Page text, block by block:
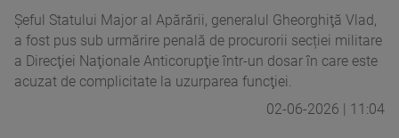
Şeful Statului Major al Apărării, generalul Gheorghiţă Vlad,
a fost pus sub urmărire penală de procurorii secției militare
a Direcţiei Naţionale Anticorupţie într-un dosar în care este
acuzat de complicitate la uzurparea funcţiei.
02-06-2026 | 11:04